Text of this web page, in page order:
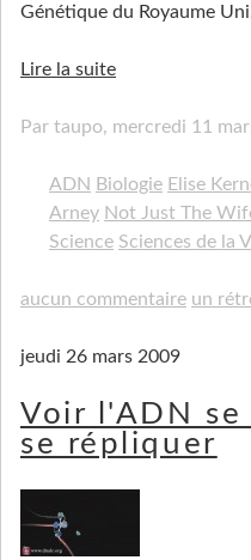
Génétique du Royaume
Lire la suite
Par taupo, mercredi 11
ADN Biologie Elise
Arney Not Just The
Science Sciences de la
aucun commentaire un
jeudi 26 mars 2009
Voir l'ADN se
se répliquer